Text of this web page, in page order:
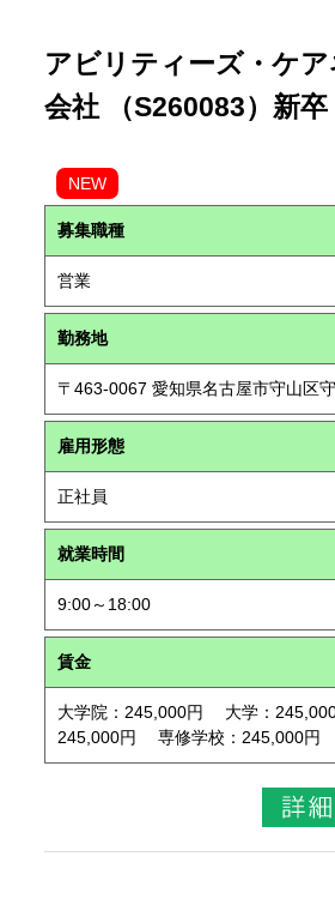
アビリティーズ・ケ
会社 （S260083）新卒
NEW
募集職種
営業
勤務地
〒463-0067 愛知県名古屋市守山区
雇用形態
正社員
就業時間
9:00～18:00
賃金
大学院：245,000円 大学：
245,000円 専修学校：245,000円